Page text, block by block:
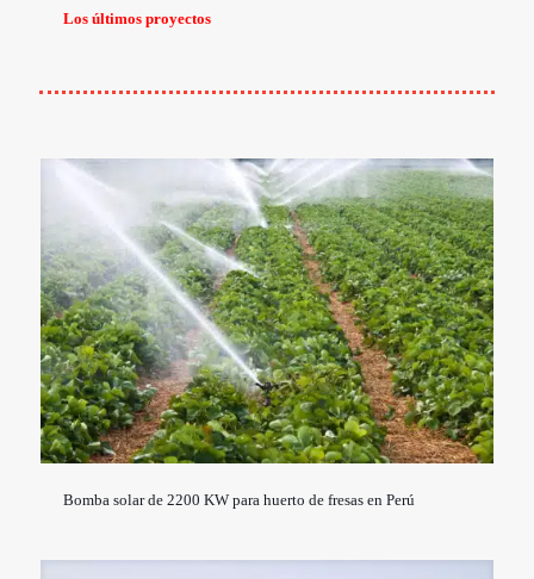
Los últimos proyectos
Bomba solar de 2200 KW para huerto de fresas en Perú